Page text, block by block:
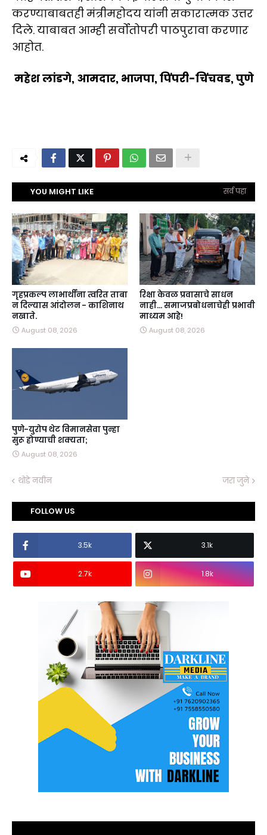
करण्याबाबतही मंत्रीमहोदय यांनी सकारात्मक उत्तर
दिले. याबाबत आम्ही सर्वोतोपरी पाठपुरावा करणार
आहोत.
महेश लांडगे, आमदार, भाजपा, पिंपरी-चिंचवड, पुणे
YOU MIGHT LIKE सर्व पहा
गृहप्रकल्प लाभार्थींना त्वरित ताबा
न दिल्यास आंदोलन - काशिनाथ
नखाते.
August 08, 2026
रिक्षा केवळ प्रवासाचे साधन
नाही… समाजप्रबोधनाचेही प्रभावी
माध्यम आहे!
August 08, 2026
पुणे-युरोप थेट विमानसेवा पुन्हा
सुरू होण्याची शक्यता;
August 08, 2026
थोडे नवीन जरा जुने
FOLLOW US
3.5k 3.1k
2.7k 1.8k